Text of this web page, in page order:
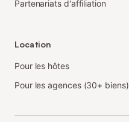
Partenariats d'affiliation
Location
Pour les hôtes
Pour les agences (30+ biens)